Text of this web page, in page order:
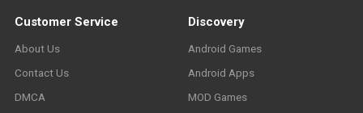
Customer Service
About Us
Contact Us
DMCA
Discovery
Android Games
Android Apps
MOD Games